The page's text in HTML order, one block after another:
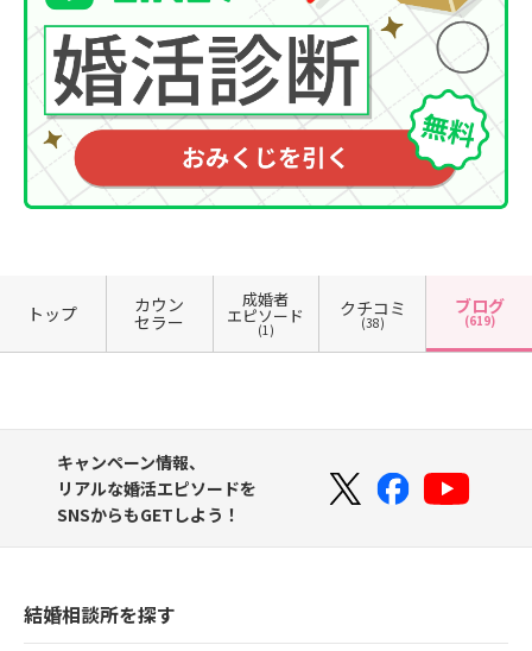
トップ カウン
セラー
成婚者
エピソード
(1)
クチコミ
(38)
ブログ
(619)
キャンペーン情報、
リアルな婚活エピソードを
SNSからもGETしよう！
結婚相談所を探す